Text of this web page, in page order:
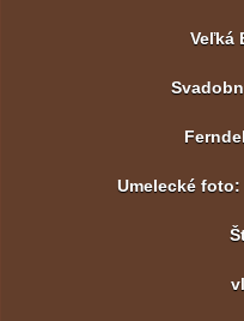
Veľká
Umelecké